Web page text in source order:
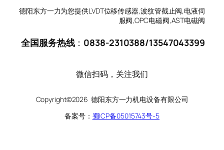
德阳东方一力为您提供LVDT位移传感器,波纹管截止阀,电液伺
服阀,OPC电磁阀,AST电磁阀
全国服务热线： 0838-2310388/13547043399
微信扫码，关注我们
Copyright©2026 德阳东方一力机电设备有限公司
备案号： 蜀ICP备05015743号-5